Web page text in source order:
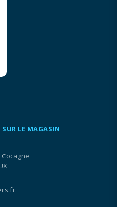
LE MAGASIN